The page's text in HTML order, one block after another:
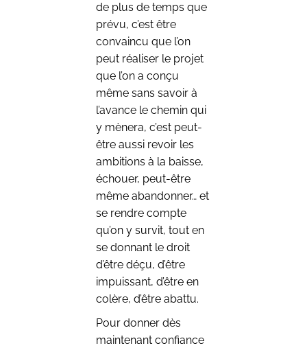
de plus de temps que
prévu, c’est être
convaincu que l’on
peut réaliser le projet
que l’on a conçu
même sans savoir à
l’avance le chemin qui
y mènera, c’est peut-
être aussi revoir les
ambitions à la baisse,
échouer, peut-être
même abandonner… et
se rendre compte
qu’on y survit, tout en
se donnant le droit
d’être déçu, d’être
impuissant, d’être en
colère, d’être abattu.
Pour donner dès
maintenant confiance